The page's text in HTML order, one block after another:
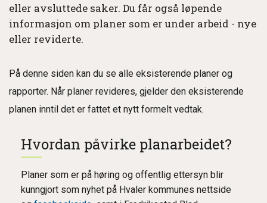
eller avsluttede saker. Du får også løpende
informasjon om planer som er under arbeid - nye
eller reviderte.
På denne siden kan du se alle eksisterende planer og
rapporter. Når planer revideres, gjelder den eksisterende
planen inntil det er fattet et nytt formelt vedtak.
Hvordan påvirke planarbeidet?
Planer som er på høring og offentlig ettersyn blir
kunngjort som nyhet på Hvaler kommunes nettside